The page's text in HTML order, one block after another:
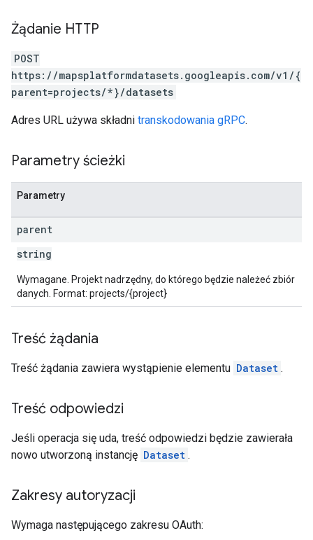
Żądanie HTTP
POST
https://mapsplatformdatasets.googleapis.com/v1/{
parent=projects/*}/datasets
Adres URL używa składni transkodowania gRPC.
Parametry ścieżki
Parametry
parent
string
Wymagane. Projekt nadrzędny, do którego będzie należeć zbiór
danych. Format: projects/{project}
Treść żądania
Treść żądania zawiera wystąpienie elementu Dataset .
Treść odpowiedzi
Jeśli operacja się uda, treść odpowiedzi będzie zawierała
nowo utworzoną instancję Dataset .
Zakresy autoryzacji
Wymaga następującego zakresu OAuth: